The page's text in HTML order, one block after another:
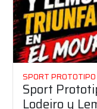
SPORT PROTOTIPO
Sport
Lodeiro y